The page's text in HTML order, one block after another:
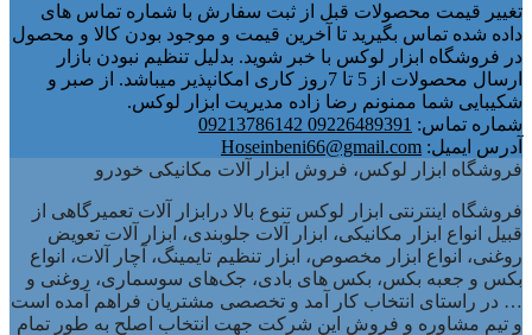
تغییر قیمت محصولات قبل از ثبت سفارش با شماره تماس های
داده شده تماس بگیرید تا آخرین قیمت و موجود بودن کالا و محصول
در فروشگاه ابزار لوکس با خبر شوید. بدلیل تنظیم نبودن بازار
ارسال محصولات از 5 تا 7روز کاری امکانپذیر میباشد. از صبر و
شکیبایی شما ممنونم رضا زاده مدیریت ابزار لوکس.
شماره تماس: 09226489391 09213786142
آدرس ایمیل: Hoseinbeni66@gmail.com
فروشگاه ابزار لوکس، فروش ابزار آلات مکانیکی خودرو
فروشگاه اینترنتی ابزار لوکس تنوع بالا درابزار آلات تعمیرگاهی از
قبیل انواع ابزار مکانیکی، ابزار آلات جلوبندی، ابزار آلات تعویض
روغنی، انواع ابزار مخصوص، ابزار تنظیم تایمینگ، آچار آلات، انواع
بکس و جعبه بکس، بکس های بادی، جک‌های سوسماری، روغنی و
… در راستای انتخاب کار آمد و تخصصی مشتریان فراهم آمده است
و تیم مشاوره و فروش این شرکت جهت انتخاب اصلح به طور تمام